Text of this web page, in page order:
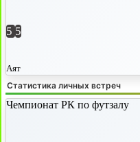
5 5
Аят
Статистика личных встреч
Чемпионат РК по футзалу